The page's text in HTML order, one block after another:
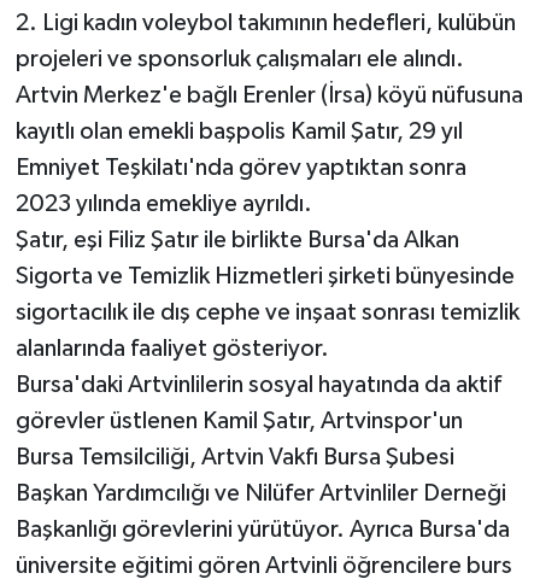
2. Ligi kadın voleybol takımının hedefleri, kulübün
projeleri ve sponsorluk çalışmaları ele alındı.
Artvin Merkez'e bağlı Erenler (İrsa) köyü nüfusuna
kayıtlı olan emekli başpolis Kamil Şatır, 29 yıl
Emniyet Teşkilatı'nda görev yaptıktan sonra
2023 yılında emekliye ayrıldı.
Şatır, eşi Filiz Şatır ile birlikte Bursa'da Alkan
Sigorta ve Temizlik Hizmetleri şirketi bünyesinde
sigortacılık ile dış cephe ve inşaat sonrası temizlik
alanlarında faaliyet gösteriyor.
Bursa'daki Artvinlilerin sosyal hayatında da aktif
görevler üstlenen Kamil Şatır, Artvinspor'un
Bursa Temsilciliği, Artvin Vakfı Bursa Şubesi
Başkan Yardımcılığı ve Nilüfer Artvinliler Derneği
Başkanlığı görevlerini yürütüyor. Ayrıca Bursa'da
üniversite eğitimi gören Artvinli öğrencilere burs